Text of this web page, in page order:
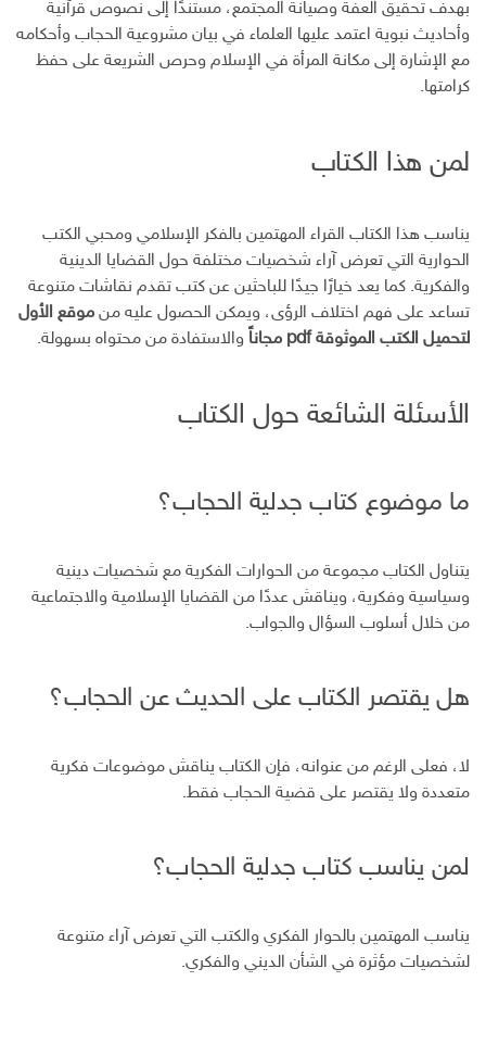
بهدف تحقيق العفة وصيانة المجتمع، مستندًا إلى نصوص قرآنية
وأحاديث نبوية اعتمد عليها العلماء في بيان مشروعية الحجاب وأحكامه
مع الإشارة إلى مكانة المرأة في الإسلام وحرص الشريعة على حفظ
كرامتها.
لمن هذا الكتاب
يناسب هذا الكتاب القراء المهتمين بالفكر الإسلامي ومحبي الكتب
الحوارية التي تعرض آراء شخصيات مختلفة حول القضايا الدينية
والفكرية. كما يعد خيارًا جيدًا للباحثين عن كتب تقدم نقاشات متنوعة
تساعد على فهم اختلاف الرؤى، ويمكن الحصول عليه من موقع الأول
لتحميل الكتب الموثوقة pdf مجاناً
والاستفادة من محتواه بسهولة.
الأسئلة الشائعة حول الكتاب
ما موضوع كتاب جدلية الحجاب؟
يتناول الكتاب مجموعة من الحوارات الفكرية مع شخصيات دينية
وسياسية وفكرية، ويناقش عددًا من القضايا الإسلامية والاجتماعية
من خلال أسلوب السؤال والجواب.
هل يقتصر الكتاب على الحديث عن الحجاب؟
لا، فعلى الرغم من عنوانه، فإن الكتاب يناقش موضوعات فكرية
متعددة ولا يقتصر على قضية الحجاب فقط.
لمن يناسب كتاب جدلية الحجاب؟
يناسب المهتمين بالحوار الفكري والكتب التي تعرض آراء متنوعة
لشخصيات مؤثرة في الشأن الديني والفكري.